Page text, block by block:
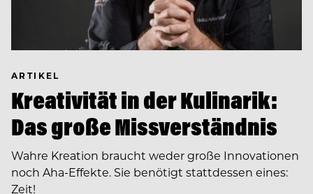
ARTIKEL
Kreativität in der Kulinarik:
Das große Missverständnis
Wahre Kreation braucht weder große Innovationen
noch Aha-Effekte. Sie benötigt stattdessen eines:
Zeit!